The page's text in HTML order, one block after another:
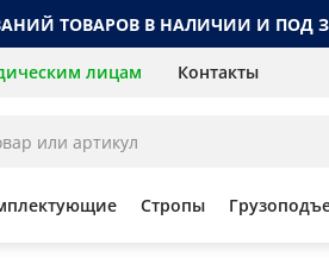
ТОВАРОВ В НАЛИЧИИ И ПОД
лицам Контакты
Стропы